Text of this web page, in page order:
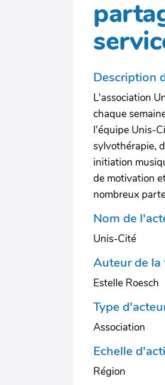
Description
L'association
chaque
l'équipe Unis-
sylvothérapie,
initiation
de motivation
nombreux
Nom de
Unis-Cité
Auteur de la
Estelle Roesch
Type
Association
Echelle
Région